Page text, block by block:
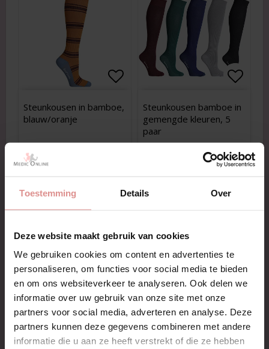
Toestemming Details Over
Deze website maakt gebruik van cookies
We gebruiken cookies om content en advertenties te
personaliseren, om functies voor social media te bieden
en om ons websiteverkeer te analyseren. Ook delen we
informatie over uw gebruik van onze site met onze
partners voor social media, adverteren en analyse. Deze
partners kunnen deze gegevens combineren met andere
informatie die u aan ze heeft verstrekt of die ze hebben
Add to list of favorites
Add to list of favorites
Steunkousen in bamboe,
blauw/oranje
Add
Add
Steunkousen bamboe in
gemengde kleuren, 5
paar
Add to list of favorites
Add to list of favorites
Blauwe steunkousen
met rode strepen,
Add
Add
Blauwe steunkousen
met gele strepen,